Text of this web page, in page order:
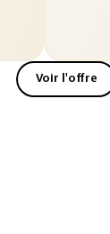
Voir l'offre